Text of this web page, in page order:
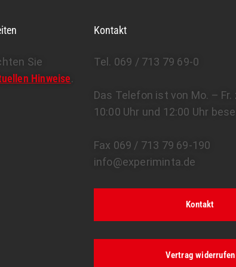
Sie
Hinweise.
Kontakt
Tel. 069 / 713 79 69-0
Das Telefon ist von Mo. –
10:00 Uhr und 12:00 Uhr
Fax 069 / 713 79 69-190
info@experiminta.de
Kontakt
Vertrag widerrufen